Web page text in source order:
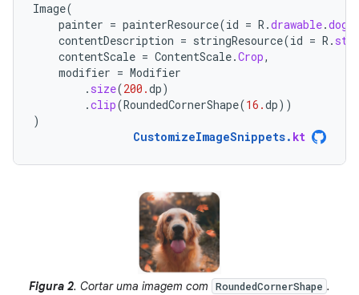
Image(
painter = painterResource(id = R .drawable.dog
contentDescription = stringResource(id = R .
contentScale = ContentScale.Crop,
modifier = Modifier
. size(200.dp)
.clip(RoundedCornerShape(16.dp))
)
CustomizeImageSnippets. kt
Figura 2. Cortar uma imagem com RoundedCornerShape .